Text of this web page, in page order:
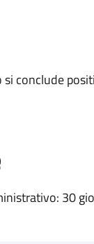
conclude
30